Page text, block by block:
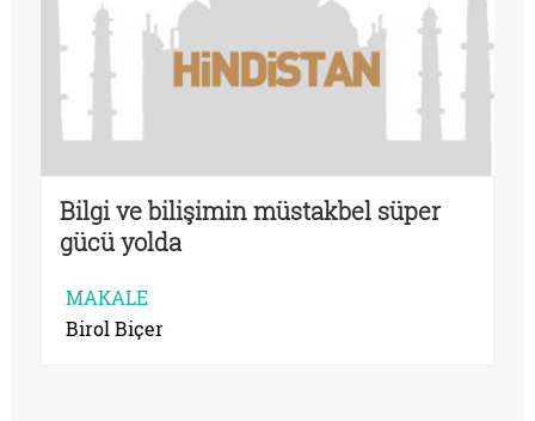
Bilgi ve bilişimin müstakbel süper
gücü yolda
MAKALE
Birol Biçer